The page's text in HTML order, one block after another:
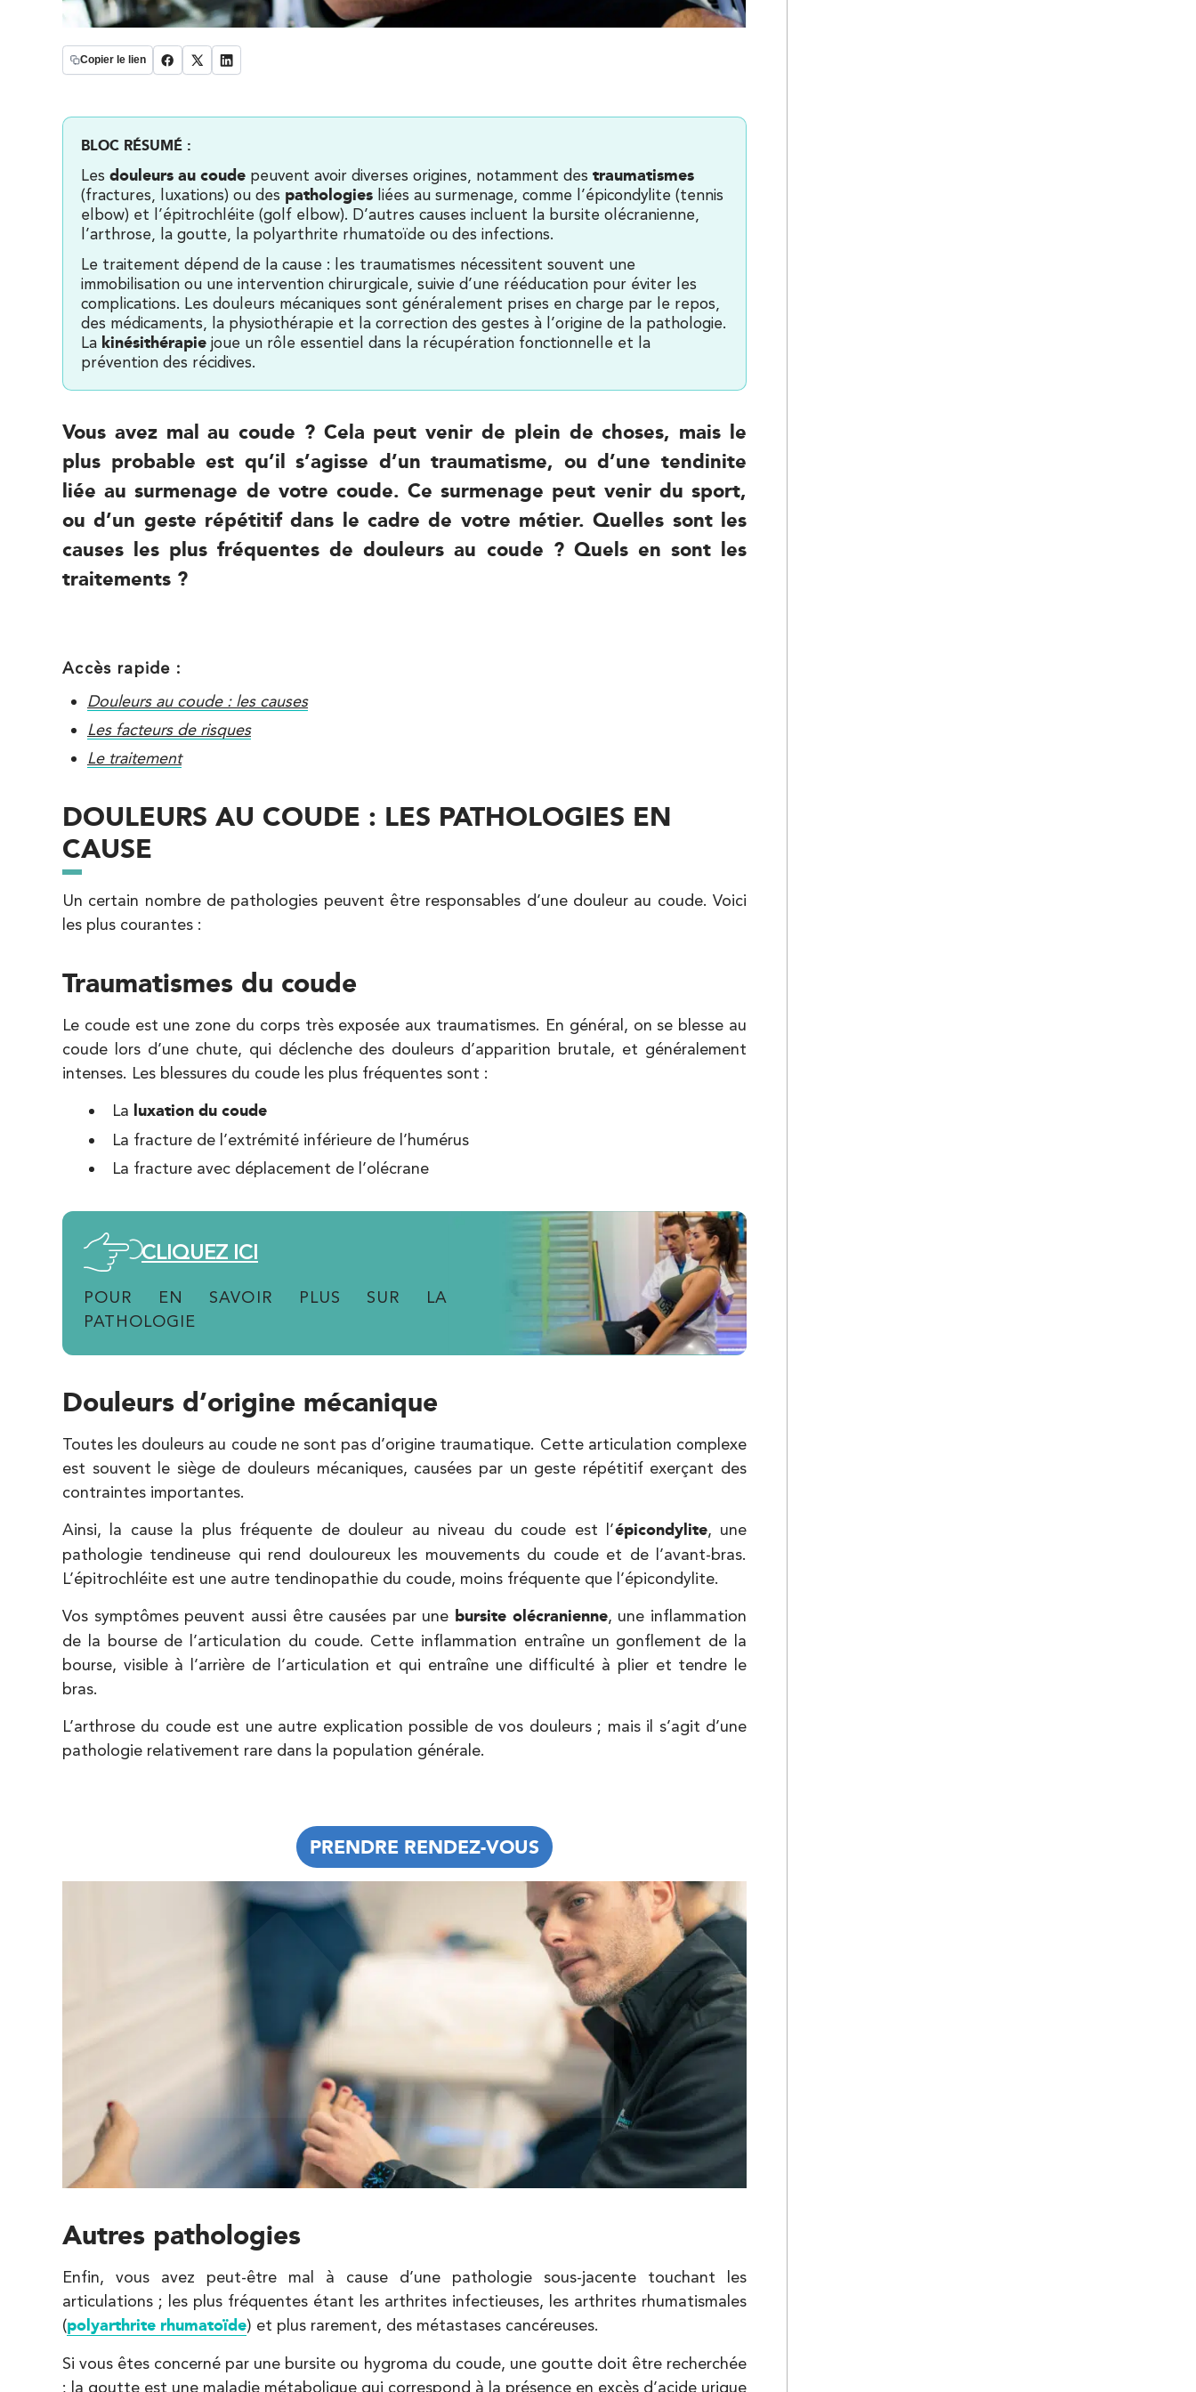
Copier le lien
BLOC RÉSUMÉ :
​Les douleurs au coudepeuvent avoir diverses origines, notamment des traumatismes
(fractures, luxations) ou des pathologies liées au surmenage, comme l’épicondylite (tennis
elbow) et l’épitrochléite (golf elbow). D’autres causes incluent la bursite olécranienne,
l’arthrose, la goutte, la polyarthrite rhumatoïde ou des infections.
Le traitement dépend de la cause : les traumatismes nécessitent souvent une
immobilisation ou une intervention chirurgicale, suivie d’une rééducation pour éviter les
complications. Les douleurs mécaniques sont généralement prises en charge par le repos,
des médicaments, la physiothérapie et la correction des gestes à l’origine de la pathologie.
La kinésithérapie joue un rôle essentiel dans la récupération fonctionnelle et la
prévention des récidives.
Vous avez mal au coude ? Cela peut venir de plein de choses, mais le
plus probable est qu’il s’agisse d’un traumatisme, ou d’une tendinite
liée au surmenage de votre coude. Ce surmenage peut venir du sport,
ou d’un geste répétitif dans le cadre de votre métier. Quelles sont les
causes les plus fréquentes de douleurs au coude ? Quels en sont les
traitements ?
Accès rapide :
Douleurs au coude : les causes
Les facteurs de risques
Le traitement
DOULEURS AU COUDE : LES PATHOLOGIES EN
CAUSE
Un certain nombre de pathologies peuvent être responsables d’une douleur au coude. Voici
les plus courantes :
Traumatismes du coude
Le coude est une zone du corps très exposée aux traumatismes. En général, on se blesse au
coude lors d’une chute, qui déclenche des douleurs d’apparition brutale, et généralement
intenses. Les blessures du coude les plus fréquentes sont :
La luxation du coude
La fracture de l’extrémité inférieure de l’humérus
La fracture avec déplacement de l’olécrane
CLIQUEZ ICI
POUR EN SAVOIR PLUS SUR LA
PATHOLOGIE
Douleurs d’origine mécanique
Toutes les douleurs au coude ne sont pas d’origine traumatique. Cette articulation complexe
est souvent le siège de douleurs mécaniques, causées par un geste répétitif exerçant des
contraintes importantes.
Ainsi, la cause la plus fréquente de douleur au niveau du coude est l’épicondylite, une
pathologie tendineuse qui rend douloureux les mouvements du coude et de l’avant-bras.
L’épitrochléite est une autre tendinopathie du coude, moins fréquente que l’épicondylite.
Vos symptômes peuvent aussi être causées par une bursite olécranienne, une inflammation
de la bourse de l’articulation du coude. Cette inflammation entraîne un gonflement de la
bourse, visible à l’arrière de l’articulation et qui entraîne une difficulté à plier et tendre le
bras.
L’arthrose du coude est une autre explication possible de vos douleurs ; mais il s’agit d’une
pathologie relativement rare dans la population générale.
PRENDRE RENDEZ-VOUS
PRENDRE RENDEZ-VOUS
Autres pathologies
Enfin, vous avez peut-être mal à cause d’une pathologie sous-jacente touchant les
articulations ; les plus fréquentes étant les arthrites infectieuses, les arthrites rhumatismales
(polyarthrite rhumatoïde) et plus rarement, des métastases cancéreuses.
Si vous êtes concerné par une bursite ou hygroma du coude, une goutte doit être recherchée
; la goutte est une maladie métabolique qui correspond à la présence en excès d’acide urique
1 Rue Cassette 75006 Paris
1 Rue Cassette 75006 Paris
01 42 84 06 95
PRENDRE RDV
IK Boulogne – 92
3 Av. André Morizet 92100 Boulogne-
Billancourt
3 Av. André Morizet 92100 Boulogne-
Billancourt
01 48 25 34 79
PRENDRE RDV
PRENDRE RDV
Kinésithérapie
IK Châtenay-Malabry – 92
380 Av. de la Division Leclerc 92290
Châtenay-Malabry
380 Av. de la Division Leclerc 92290
Châtenay-Malabry
01 43 50 05 24
PRENDRE RDV
PRENDRE RDV
Balnéothérapie
68 Av. de Villiers 75017 Paris
01 44 90 90 40
PRENDRE RDV
PRENDRE RDV
IK Paris 8 – Saint Lazare
20 Rue de la Pépinière 75008 Paris
PRENDRE RDV
Kinésithérapie
5 Rue Monge 92170 Vanves
5 Rue Monge 92170 Vanves
01 46 44 33 92
PRENDRE RDV
Kinésithérapie
Balnéothérapie
199 Bd Saint-Germain 75007 Paris
199 Bd Saint-Germain 75007 Paris
PRENDRE RDV
Kinésithérapie
IK Bois Colombes – 92
1 Rue Mertens 92600 Bois-Colombes
1 Rue Mertens 92600 Bois-Colombes
01 43 50 50 81
PRENDRE RDV
PRENDRE RDV
Kinésithérapie
28 Rue Velpeau 92160 Antony
28 Rue Velpeau 92160 Antony
01 76 21 71 41
PRENDRE RDV
Kinésithérapie
74 Bd Haussmann 75008 Paris
74 Bd Haussmann 75008 Paris
PRENDRE RDV
85 Av. de Balzac 91420 Morangis
85 Av. de Balzac 91420 Morangis
PRENDRE RDV
IK Meudon – 92
8 Rue de Paris 92190 Meudon
8 Rue de Paris 92190 Meudon
01 40 95 01 09
PRENDRE RDV
PRENDRE RDV
Kinésithérapie